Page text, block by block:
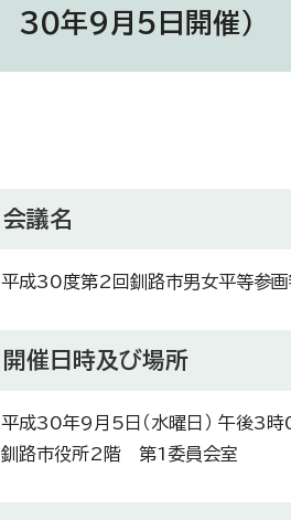
30年9月5日開催）
会議名
平成30度第2回釧路市男女平等参画
開催日時及び場所
平成30年9月5日（水曜日） 午後3
釧路市役所2階 第1委員会室